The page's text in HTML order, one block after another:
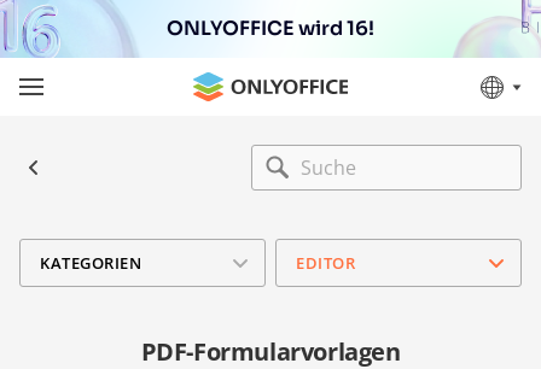
ONLYOFFICE wird 16!
KATEGORIEN EDITOR
PDF-Formularvorlagen